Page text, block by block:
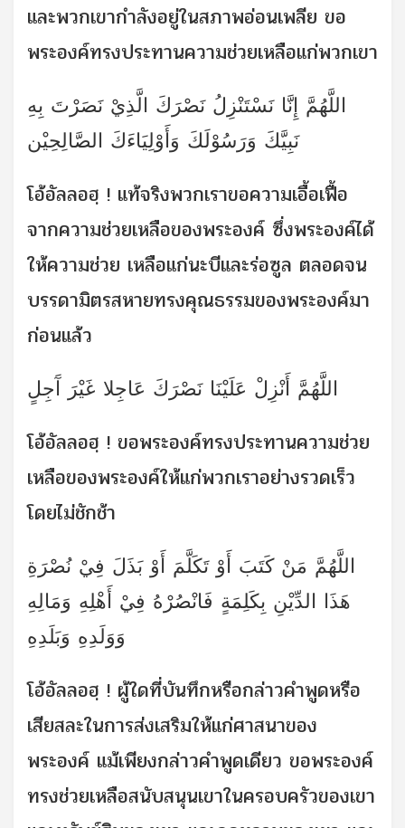
และพวกเขากำลังอยู่ในสภาพอ่อนเพลีย ขอ
พระองค์ทรงประทานความช่วยเหลือแก่พวกเขา
اللَّهُمَّ إِنَّا نَسْتَنْزِلُ نَصْرَكَ الَّذِيْ نَصَرْتَ بِهِ
نَبِيَّكَ وَرَسُوْلَكَ وَأَوْلِيَاءَكَ الصَّالِحِيْن
โอ้อัลลอฮฺ ! แท้จริงพวกเราขอความเอื้อเฟื้อ
จากความช่วยเหลือของพระองค์ ซึ่งพระองค์ได้
ให้ความช่วย เหลือแก่นะบีและร่อซูล ตลอดจน
บรรดามิตรสหายทรงคุณธรรมของพระองค์มา
ก่อนแล้ว
اللَّهُمَّ أَنْزِلْ عَلَيْنَا نَصْرَكَ عَاجِلا غَيْرَ آَجِلٍ
โอ้อัลลอฮฺ ! ขอพระองค์ทรงประทานความช่วย
เหลือของพระองค์ให้แก่พวกเราอย่างรวดเร็ว
โดยไม่ชักช้า
اللَّهُمَّ مَنْ كَتَبَ أَوْ تَكَلَّمَ أَوْ بَذَلَ فِيْ نُصْرَةِ
هَذَا الدِّيْنِ بِكَلِمَةٍ فَانْصُرْهُ فِيْ أَهْلِهِ وَمَالِهِ
وَوَلَدِهِ وَبَلَدِهِ
โอ้อัลลอฮฺ ! ผู้ใดที่บันทึกหรือกล่าวคำพูดหรือ
เสียสละในการส่งเสริมให้แก่ศาสนาของ
พระองค์ แม้เพียงกล่าวคำพูดเดียว ขอพระองค์
ทรงช่วยเหลือสนับสนุนเขาในครอบครัวของเขา